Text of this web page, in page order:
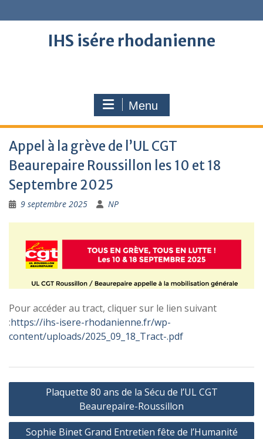
to
IHS isére rhodanienne
Menu
Appel à la grève de l’UL CGT
Beaurepaire Roussillon les 10 et 18
Septembre 2025
9 septembre 2025 NP
Pour accéder au tract, cliquer sur le lien suivant
:https://ihs-isere-rhodanienne.fr/wp-
content/uploads/2025_09_18_Tract-.pdf
Navigation
l’article
Plaquette 80 ans de la Sécu de l’UL CGT
Beaurepaire-Roussillon
Sophie Binet Grand Entretien fête de l’Humanité